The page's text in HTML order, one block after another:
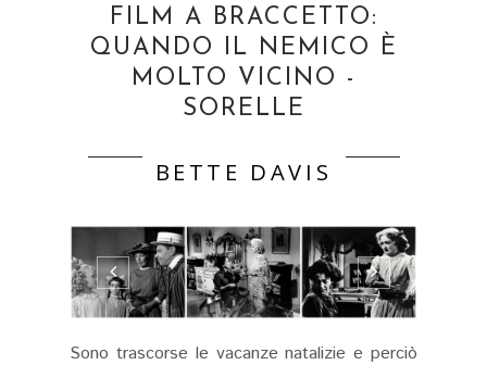
FILM A BRACCETTO:
QUANDO IL NEMICO È
MOLTO VICINO -
SORELLE
BETTE DAVIS
Sono trascorse le vacanze natalizie e perciò